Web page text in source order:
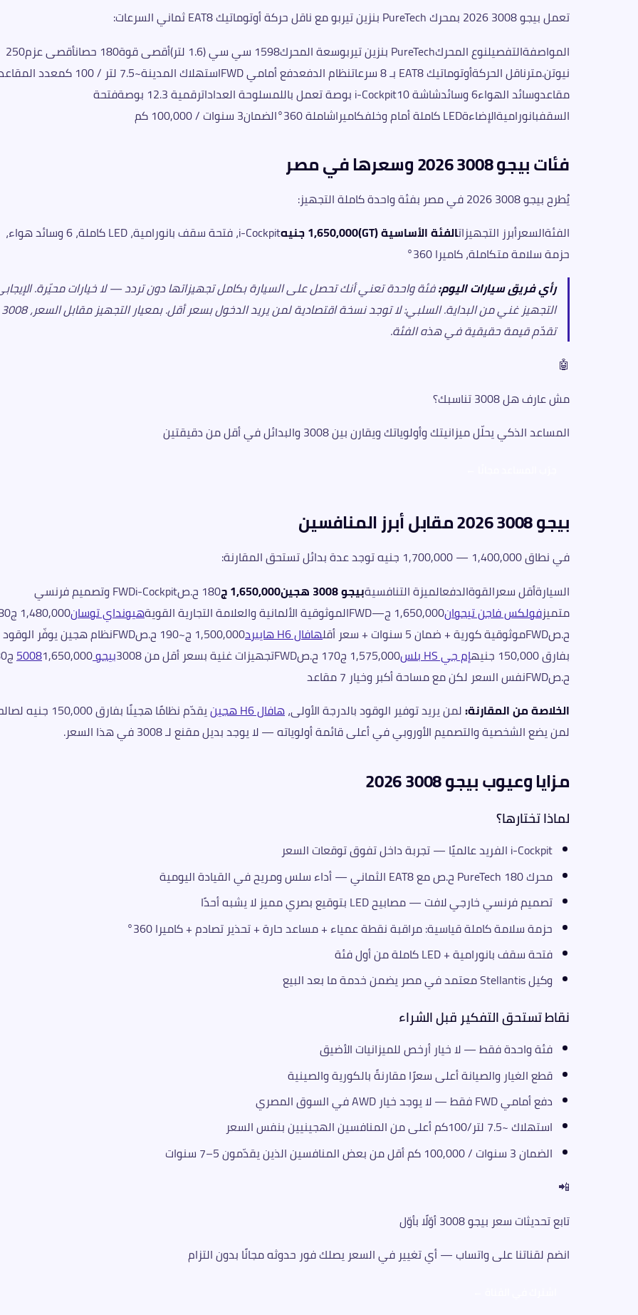
تعمل بيجو 3008 2026 بمحرك PureTech بنزين تيربو مع ناقل حركة أوتوماتيك EAT8 ثماني السرعات:
المواصفةالتفصيلنوع المحركPureTech بنزين تيربوسعة المحرك1598 سي سي (1.6 لتر)أقصى قوة180 حصانأقصى عزم250
مقاعدوسائد الهواء6 وسائدشاشة i-Cockpit10 بوصة تعمل باللمسلوحة العداداترقمية 12.3 بوصةفتحة
السقفبانوراميةالإضاءةLED كاملة أمام وخلفكاميراشاملة 360°الضمان3 سنوات / 100,000 كم
فئات بيجو 3008 2026 وسعرها في مصر
يُطرح بيجو 3008 2026 في مصر بفئة واحدة كاملة التجهيز:
الفئةالسعرأبرز التجهيزاتالفئة الأساسية (GT)1,650,000 جنيه
i-Cockpit، فتحة سقف بانورامية، LED كاملة، 6 وسائد هواء،
حزمة سلامة متكاملة، كاميرا 360°
رأي فريق سيارات اليوم:فئة واحدة تعني أنك تحصل على السيارة بكامل تجهيزاتها دون تردد — لا خيارات محيّرة.
التجهيز غني من البداية. السلبي: لا توجد نسخة اقتصادية لمن يريد الدخول بسعر أقل. بمعيار التجهيز مقابل السعر، 3008
تقدّم قيمة حقيقية في هذه الفئة.
🤖
مش عارف هل 3008 تناسبك؟
المساعد الذكي يحلّل ميزانيتك وأولوياتك ويقارن بين 3008 والبدائل في أقل من دقيقتين
بيجو 3008 2026 مقابل أبرز المنافسين
في نطاق 1,400,000 — 1,700,000 جنيه توجد عدة بدائل تستحق المقارنة:
السيارةأقل سعرالقوةالدفعالميزة التنافسيةبيجو 3008 هجين1,650,000 ج
180 ح.صFWDi-Cockpit وتصميم فرنسي
متميزفولكس فاجن تيجوان1,650,000 ج—FWDالموثوقية الألمانية والعلامة التجارية القوية هيونداي توسان
ح.صFWDموثوقية كورية + ضمان 5 سنوات + سعر أقل
هافال H6 هايبرد
1,500,000 ج~190 ح.صFWDنظام هجين يوفّر الوقود
بفارق 150,000 جنيه
إم جي HS بلس 1,575,000 ج170 ح.صFWDتجهيزات غنية بسعر أقل من 3008 بيجو 5008
ح.صFWDنفس السعر لكن مع مساحة أكبر وخيار 7 مقاعد
الخلاصة من المقارنة:لمن يريد توفير الوقود بالدرجة الأولى،هافال H6 هجين
يقدّم نظامًا هجينًا بفارق 150,000
لمن يضع الشخصية والتصميم الأوروبي في أعلى قائمة أولوياته — لا يوجد بديل مقنع لـ 3008 في هذا السعر.
مزايا وعيوب بيجو 3008 2026
لماذا تختارها؟
i-Cockpit الفريد عالميًا — تجربة داخل تفوق توقعات السعر
محرك PureTech 180 ح.ص مع EAT8 الثماني — أداء سلس ومريح في القيادة اليومية
تصميم فرنسي خارجي لافت — مصابيح LED بتوقيع بصري مميز لا يشبه أحدًا
حزمة سلامة كاملة قياسية: مراقبة نقطة عمياء + مساعد حارة + تحذير تصادم + كاميرا 360°
فتحة سقف بانورامية + LED كاملة من أول فئة
وكيل Stellantis معتمد في مصر يضمن خدمة ما بعد البيع
نقاط تستحق التفكير قبل الشراء
فئة واحدة فقط — لا خيار أرخص للميزانيات الأضيق
قطع الغيار والصيانة أعلى سعرًا مقارنةً بالكورية والصينية
دفع أمامي FWD فقط — لا يوجد خيار AWD في السوق المصري
استهلاك ~7.5 لتر/100كم أعلى من المنافسين الهجينيين بنفس السعر
الضمان 3 سنوات / 100,000 كم أقل من بعض المنافسين الذين يقدّمون 5–7 سنوات
📲
تابع تحديثات سعر بيجو 3008 أوّلًا بأوّل
انضم لقناتنا على واتساب — أي تغيير في السعر يصلك فور حدوثه مجانًا بدون التزام